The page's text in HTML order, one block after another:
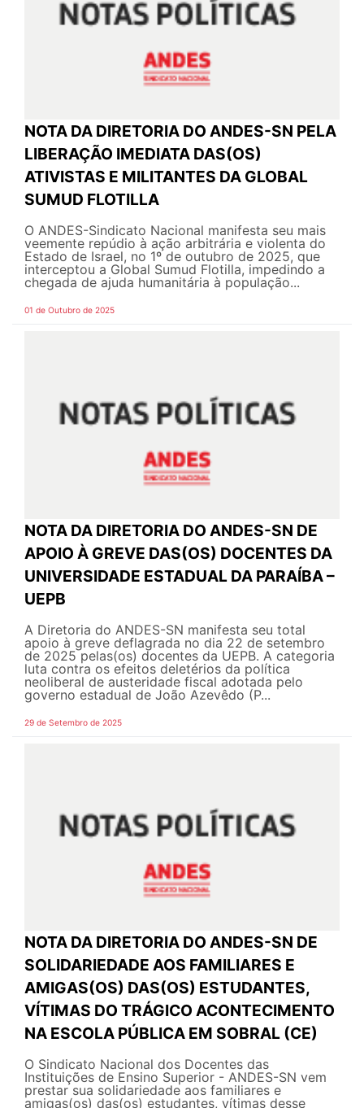
NOTA DA DIRETORIA DO ANDES-SN PELA
LIBERAÇÃO IMEDIATA DAS(OS)
ATIVISTAS E MILITANTES DA GLOBAL
SUMUD FLOTILLA
O ANDES-Sindicato Nacional manifesta seu mais
veemente repúdio à ação arbitrária e violenta do
Estado de Israel, no 1º de outubro de 2025, que
interceptou a Global Sumud Flotilla, impedindo a
chegada de ajuda humanitária à população...
01 de Outubro de 2025
NOTA DA DIRETORIA DO ANDES-SN DE
APOIO À GREVE DAS(OS) DOCENTES DA
UNIVERSIDADE ESTADUAL DA PARAÍBA –
UEPB
A Diretoria do ANDES-SN manifesta seu total
apoio à greve deflagrada no dia 22 de setembro
de 2025 pelas(os) docentes da UEPB. A categoria
luta contra os efeitos deletérios da política
neoliberal de austeridade fiscal adotada pelo
governo estadual de João Azevêdo (P...
29 de Setembro de 2025
NOTA DA DIRETORIA DO ANDES-SN DE
SOLIDARIEDADE AOS FAMILIARES E
AMIGAS(OS) DAS(OS) ESTUDANTES,
VÍTIMAS DO TRÁGICO ACONTECIMENTO
NA ESCOLA PÚBLICA EM SOBRAL (CE)
O Sindicato Nacional dos Docentes das
Instituições de Ensino Superior - ANDES-SN vem
prestar sua solidariedade aos familiares e
amigas(os) das(os) estudantes, vítimas desse